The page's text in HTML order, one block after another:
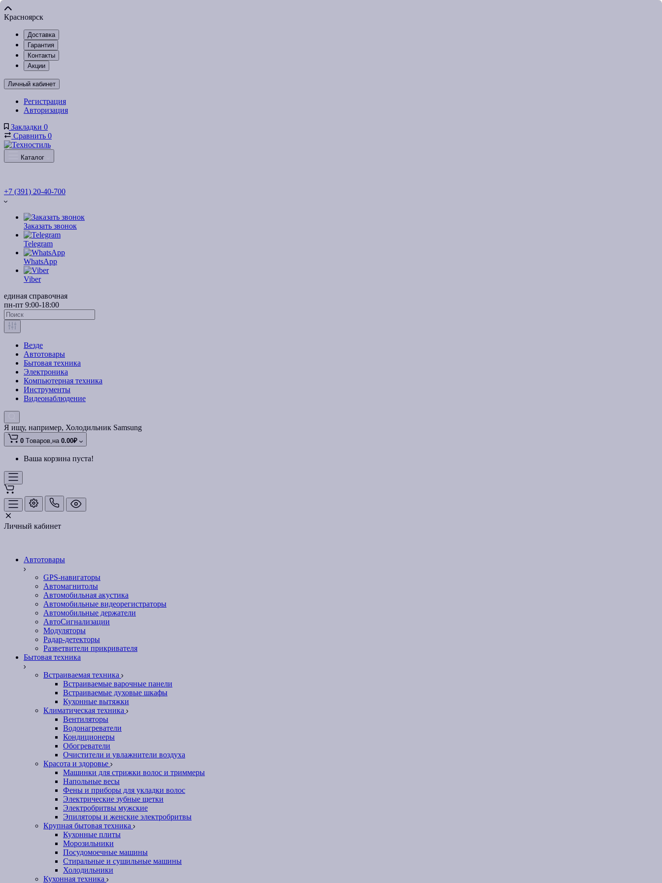
Красноярск
Доставка
Гарантия
Контакты
Акции
Личный кабинет
Регистрация
Авторизация
Закладки 0
Сравнить 0
Каталог
+7 (391) 20-40-700
Заказать звонок
Telegram
WhatsApp
Viber
единая справочная
пн-пт 9:00-18:00
Везде
Автотовары
Бытовая техника
Электроника
Компьютерная техника
Инструменты
Видеонаблюдение
Я ищу, например, Холодильник Samsung
0 Tоваров,на 0.00₽
Ваша корзина пуста!
Личный кабинет
Автотовары
GPS-навигаторы
Автомагнитолы
Автомобильная акустика
Автомобильные видеорегистраторы
Автомобильные держатели
АвтоСигнализации
Модуляторы
Радар-детекторы
Разветвители прикривателя
Бытовая техника
Встраиваемая техника
Встраиваемые варочные панели
Встраиваемые духовые шкафы
Кухонные вытяжки
Климатическая техника
Вентиляторы
Водонагреватели
Кондиционеры
Обогреватели
Очистители и увлажнители воздуха
Красота и здоровье
Машинки для стрижки волос и триммеры
Напольные весы
Фены и приборы для укладки волос
Электрические зубные щетки
Электробритвы мужские
Эпиляторы и женские электробритвы
Крупная бытовая техника
Кухонные плиты
Морозильники
Посудомоечные машины
Стиральные и сушильные машины
Холодильники
Кухонная техника